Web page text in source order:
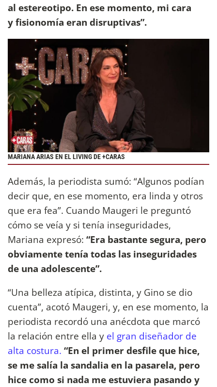
al estereotipo. En ese momento, mi cara
y fisionomía eran disruptivas”.
MARIANA ARIAS EN EL LIVING DE +CARAS
Además, la periodista sumó: “Algunos podían
decir que, en ese momento, era linda y otros
que era fea”. Cuando Maugeri le preguntó
cómo se veía y si tenía inseguridades,
Mariana expresó: “Era bastante segura, pero
obviamente tenía todas las inseguridades
de una adolescente”.
“Una belleza atípica, distinta, y Gino se dio
cuenta”, acotó Maugeri, y, en ese momento, la
periodista recordó una anécdota que marcó
la relación entre ella y el gran diseñador de
alta costura. “En el primer desfile que hice,
se me salía la sandalia en la pasarela, pero
hice como si nada me estuviera pasando y